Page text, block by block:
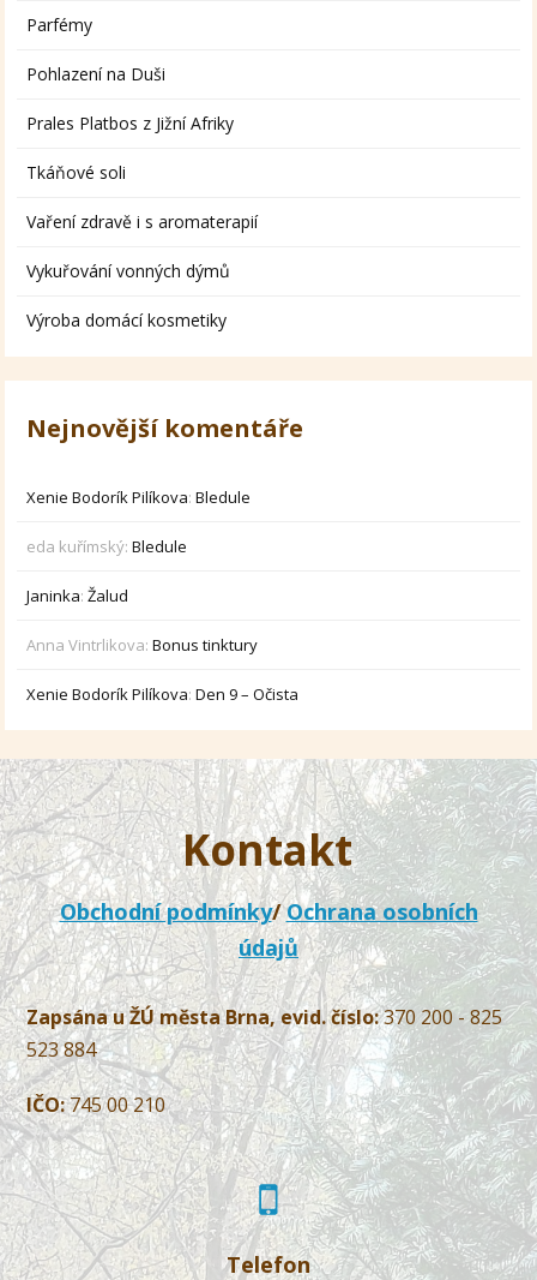
Parfémy
Pohlazení na Duši
Prales Platbos z Jižní Afriky
Tkáňové soli
Vaření zdravě i s aromaterapií
Vykuřování vonných dýmů
Výroba domácí kosmetiky
Nejnovější komentáře
Xenie Bodorík Pilíkova:Bledule
eda kuřímský:Bledule
Janinka:Žalud
Anna Vintrlikova:Bonus tinktury
Xenie Bodorík Pilíkova:Den 9 – Očista
Kontakt
Obchodní podmínky/Ochrana osobních
údajů
Zapsána u ŽÚ města Brna, evid. číslo:370 200 - 825
523 884
IČO:745 00 210
Telefon